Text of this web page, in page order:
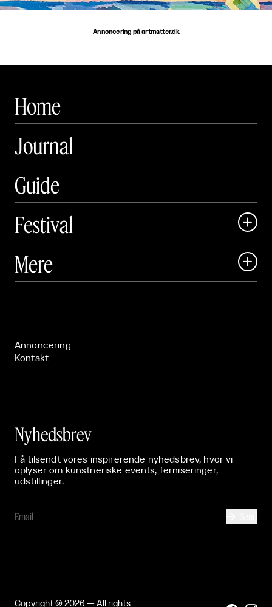
Annoncering på artmatter.dk
Home
Journal
Guide
Festival

 Art Matter Festival
Mere 
Annoncering
Kontakt
Nyhedsbrev
Få tilsendt vores inspirerende nyhedsbrev, hvor vi
oplyser om kunstneriske events, ferniseringer,
udstillinger.
Copyright © 2026 — All rights